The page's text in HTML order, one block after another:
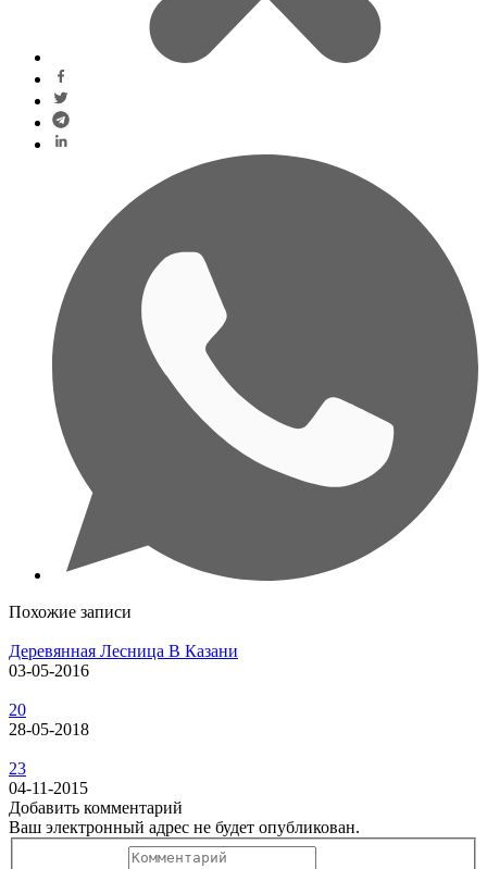
Похожие записи
Деревянная Лесница В Казани
03-05-2016
20
28-05-2018
23
04-11-2015
Добавить комментарий
Ваш электронный адрес не будет опубликован.